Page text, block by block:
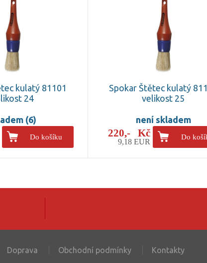
kulatý 81101
24
(6)
Do košíku
Spokar Štětec kulatý
velikost 25
není skladem
220,- Kč
9,18 EUR
Do
Doprava Obchodní podmínky Kontakty